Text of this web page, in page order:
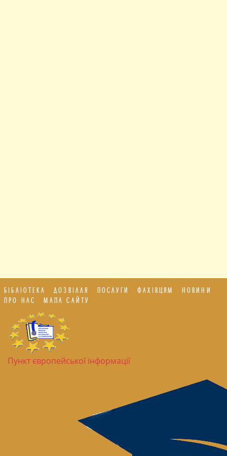
БІБЛІОТЕКА ДОЗВІЛЛЯ ПОСЛУГИ ФАХІВЦЯМ
НОВИНИ
ПРО НАС
МАПА САЙТУ
Пункт європейської інформації